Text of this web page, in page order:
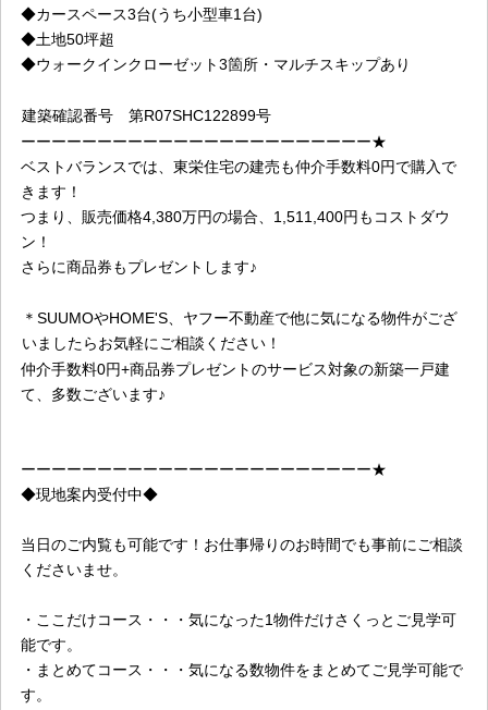
◆カースペース3台(うち小型車1台)
◆土地50坪超
◆ウォークインクローゼット3箇所・マルチスキップあり
建築確認番号 第R07SHC122899号
ーーーーーーーーーーーーーーーーーーーーーーー★
ベストバランスでは、東栄住宅の建売も仲介手数料0円で購入で
きます！
つまり、販売価格4,380万円の場合、1,511,400円もコストダウ
ン！
さらに商品券もプレゼントします♪
＊SUUMOやHOME'S、ヤフー不動産で他に気になる物件がござ
いましたらお気軽にご相談ください！
仲介手数料0円+商品券プレゼントのサービス対象の新築一戸建
て、多数ございます♪
ーーーーーーーーーーーーーーーーーーーーーーー★
◆現地案内受付中◆
当日のご内覧も可能です！お仕事帰りのお時間でも事前にご相談
くださいませ。
・ここだけコース・・・気になった1物件だけさくっとご見学可
能です。
・まとめてコース・・・気になる数物件をまとめてご見学可能で
す。